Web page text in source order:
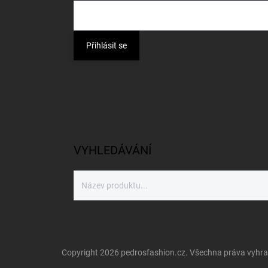
Přihlásit se
VYHLEDÁVÁNÍ
Copyright 2026 pedrosfashion.cz. Všechna práva